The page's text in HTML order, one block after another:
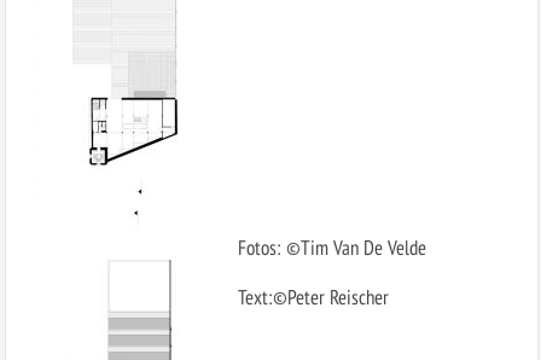
Fotos: ©Tim Van De Velde
Text:©Peter Reischer